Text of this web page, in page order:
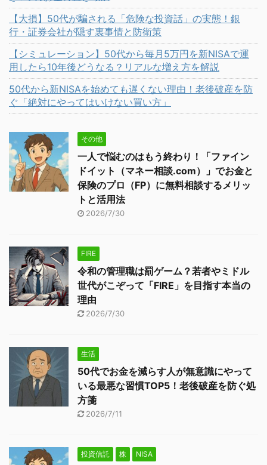
【大損】50代が騙される「危険な投資話」の実態！銀
行・証券会社が隠す裏事情と防衛策
【シミュレーション】50代から毎月5万円を新NISAで運
用したら10年後どうなる？リアルな増え方を解説
50代から新NISAを始めても遅くない理由！老後破産を防
ぐ「絶対にやってはいけない買い方」
その他
一人で悩むのはもう終わり！「ファイン
ドイット（マネー相談.com）」でお金と
保険のプロ（FP）に無料相談するメリッ
トと活用法
2026/7/30
FIRE
令和の管理職は罰ゲーム？若者やミドル
世代がこぞって「FIRE」を目指す本当の
理由
2026/7/30
生活
50代でお金を減らす人が無意識にやって
いる最悪な習慣TOP5！老後破産を防ぐ処
方箋
2026/7/11
投資信託 株 NISA